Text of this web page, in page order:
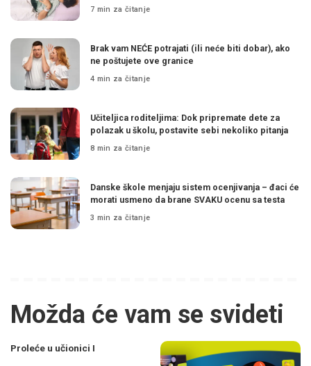
7 min za čitanje
Brak vam NEĆE potrajati (ili neće biti dobar), ako
ne poštujete ove granice
4 min za čitanje
Učiteljica roditeljima: Dok pripremate dete za
polazak u školu, postavite sebi nekoliko pitanja
8 min za čitanje
Danske škole menjaju sistem ocenjivanja – đaci će
morati usmeno da brane SVAKU ocenu sa testa
3 min za čitanje
Možda će vam se svideti
Proleće u učionici I